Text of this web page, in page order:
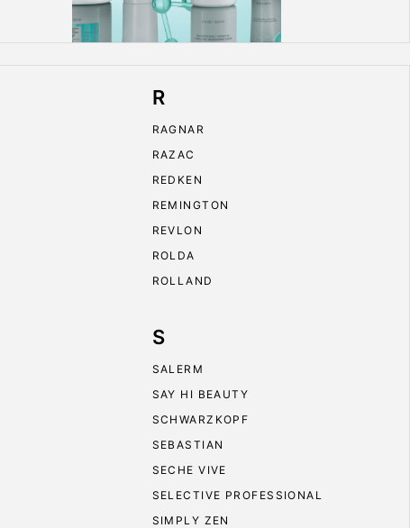
R
RAGNAR
RAZAC
REDKEN
REMINGTON
REVLON
ROLDA
ROLLAND
S
SALERM
SAY HI BEAUTY
SCHWARZKOPF
SEBASTIAN
SECHE VIVE
SELECTIVE PROFESSIONAL
SIMPLY ZEN